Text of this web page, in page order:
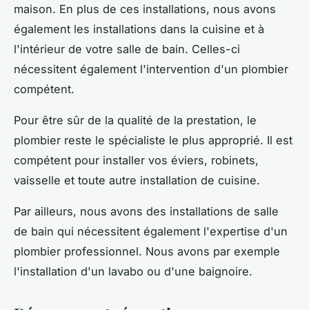
maison. En plus de ces installations, nous avons
également les installations dans la cuisine et à
l'intérieur de votre salle de bain. Celles-ci
nécessitent également l'intervention d'un plombier
compétent.
Pour être sûr de la qualité de la prestation, le
plombier reste le spécialiste le plus approprié. Il est
compétent pour installer vos éviers, robinets,
vaisselle et toute autre installation de cuisine.
Par ailleurs, nous avons des installations de salle
de bain qui nécessitent également l'expertise d'un
plombier professionnel. Nous avons par exemple
l'installation d'un lavabo ou d'une baignoire.